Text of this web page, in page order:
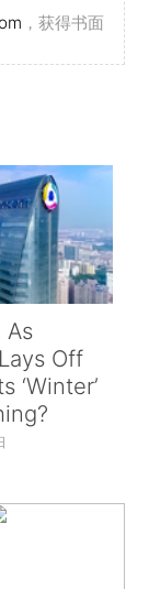
，获得书面
As
Off
‘Winter’